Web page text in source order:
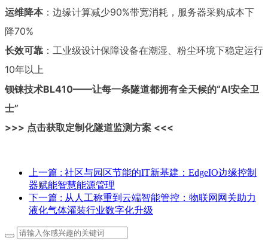
运维降本：边缘计算减少90%带宽消耗，服务器采购成本下
降70%
长效可靠 ：工业级设计保障设备在潮湿、粉尘环境下稳定运行
10年以上
钡铼技术BL410——让每一条隧道都拥有全天候的“AI安全卫
士”
>>> 点击获取定制化隧道监测方案 <<<
上一篇 : 社区与园区节能的IT新基建：EdgeIO边缘控制
器赋能智慧能源管理
下一篇 : 从人工称重到云端智能管控：物联网网关助力
液化气体灌装行业数字化升级